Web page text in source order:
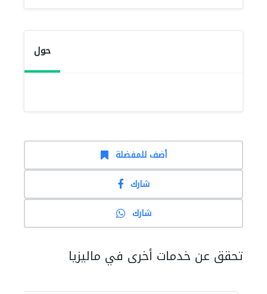
حول
أضف للمفضلة
شارك
شارك
تحقق عن خدمات أخرى في ماليزيا